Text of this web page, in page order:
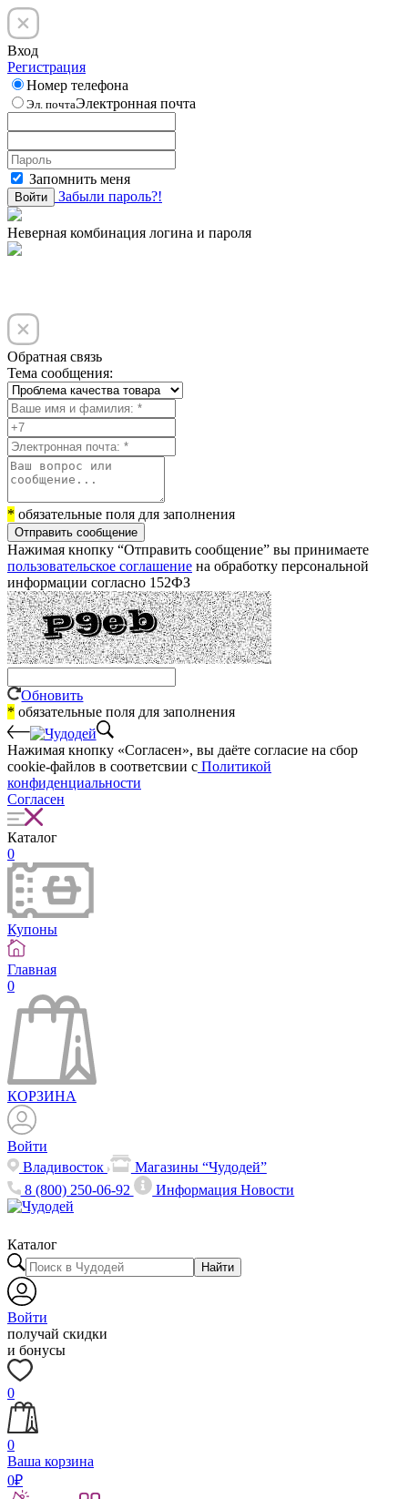
Вход
Регистрация
Номер телефона
Эл. почтаЭлектронная почта
Запомнить меня
Войти Забыли пароль?!
Неверная комбинация логина и пароля
Обратная связь
Тема сообщения:
* обязательные поля для заполнения
Отправить сообщение
Нажимая кнопку “Отправить сообщение” вы принимаете
пользовательское соглашение на обработку персональной
информации согласно 152ФЗ
Обновить
* обязательные поля для заполнения
Нажимая кнопку «Согласен», вы даёте cогласие на сбор
cookie-файлов в соответсвии с Политикой
конфиденциальности
Согласен
Каталог
0
Купоны
Главная
0
КОРЗИНА
Войти
Владивосток
Магазины “Чудодей”
8 (800) 250-06-92
ИнформацияНовости
Каталог
Найти
Войти
получай скидки
и бонусы
0
0
Ваша корзина
0₽